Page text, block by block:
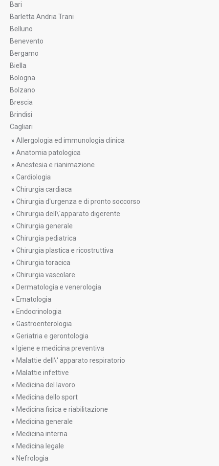
Bari
Barletta Andria Trani
Belluno
Benevento
Bergamo
Biella
Bologna
Bolzano
Brescia
Brindisi
Cagliari
» Allergologia ed immunologia clinica
» Anatomia patologica
» Anestesia e rianimazione
» Cardiologia
» Chirurgia cardiaca
» Chirurgia d'urgenza e di pronto soccorso
» Chirurgia dell\'apparato digerente
» Chirurgia generale
» Chirurgia pediatrica
» Chirurgia plastica e ricostruttiva
» Chirurgia toracica
» Chirurgia vascolare
» Dermatologia e venerologia
» Ematologia
» Endocrinologia
» Gastroenterologia
» Geriatria e gerontologia
» Igiene e medicina preventiva
» Malattie dell\' apparato respiratorio
» Malattie infettive
» Medicina del lavoro
» Medicina dello sport
» Medicina fisica e riabilitazione
» Medicina generale
» Medicina interna
» Medicina legale
» Nefrologia